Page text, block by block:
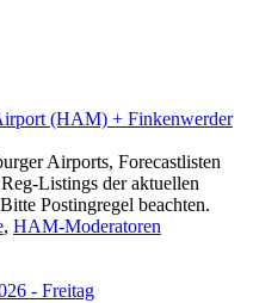
(HAM) + Finkenwerder
Airports, Forecastlisten
Listings der aktuellen
Postingregel beachten.
, HAM-Moderatoren
- Freitag